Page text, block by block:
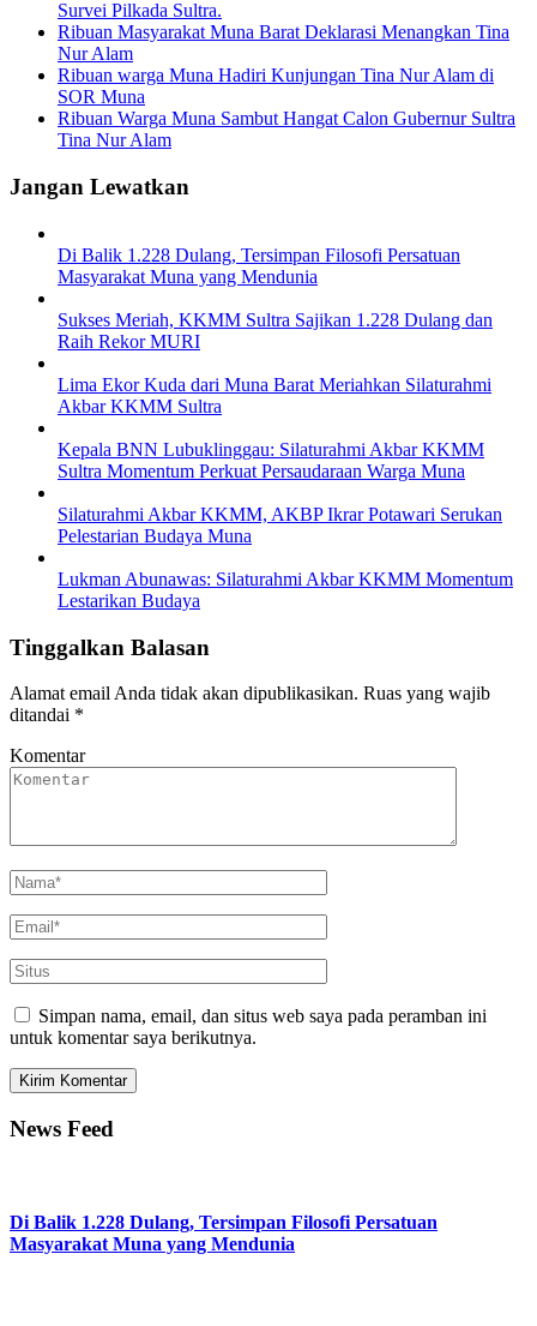
Survei Pilkada Sultra.
Ribuan Masyarakat Muna Barat Deklarasi Menangkan Tina
Nur Alam
Ribuan warga Muna Hadiri Kunjungan Tina Nur Alam di
SOR Muna
Ribuan Warga Muna Sambut Hangat Calon Gubernur Sultra
Tina Nur Alam
Jangan Lewatkan
Di Balik 1.228 Dulang, Tersimpan Filosofi Persatuan
Masyarakat Muna yang Mendunia
Sukses Meriah, KKMM Sultra Sajikan 1.228 Dulang dan
Raih Rekor MURI
Lima Ekor Kuda dari Muna Barat Meriahkan Silaturahmi
Akbar KKMM Sultra
Kepala BNN Lubuklinggau: Silaturahmi Akbar KKMM
Sultra Momentum Perkuat Persaudaraan Warga Muna
Silaturahmi Akbar KKMM, AKBP Ikrar Potawari Serukan
Pelestarian Budaya Muna
Lukman Abunawas: Silaturahmi Akbar KKMM Momentum
Lestarikan Budaya
Tinggalkan Balasan
Alamat email Anda tidak akan dipublikasikan. Ruas yang wajib
ditandai *
Komentar
Simpan nama, email, dan situs web saya pada peramban ini
untuk komentar saya berikutnya.
News Feed
Di Balik 1.228 Dulang, Tersimpan Filosofi Persatuan
Masyarakat Muna yang Mendunia